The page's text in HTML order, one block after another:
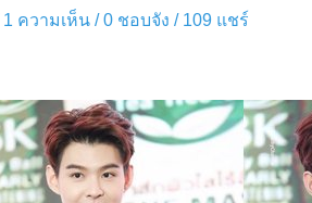
1 ความเห็น /0 ชอบจัง / 109 แชร์